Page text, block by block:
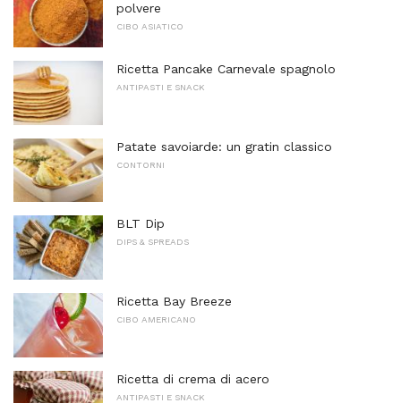
polvere
CIBO ASIATICO
Ricetta Pancake Carnevale spagnolo
ANTIPASTI E SNACK
Patate savoiarde: un gratin classico
CONTORNI
BLT Dip
DIPS & SPREADS
Ricetta Bay Breeze
CIBO AMERICANO
Ricetta di crema di acero
ANTIPASTI E SNACK